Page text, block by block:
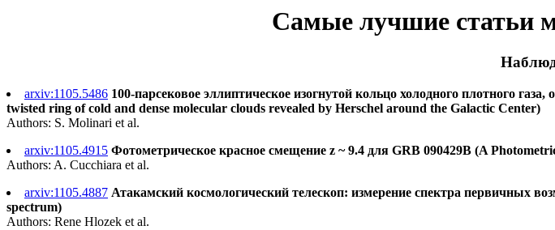
Самые лучшие статьи
arxiv:1105.5486 100-парсековое эллиптическое изогнутой кольцо холодного плотного
twisted ring of cold and dense molecular clouds revealed by Herschel around the Galactic Center)
Authors: S. Molinari et al.
arxiv:1105.4915 Фотометрическое красное смещение z ~ 9.4 для GRB 090429B (A
Authors: A. Cucchiara et al.
arxiv:1105.4887 Атакамский космологический телескоп: измерение спектра первичных
spectrum)
Authors: Rene Hlozek et al.